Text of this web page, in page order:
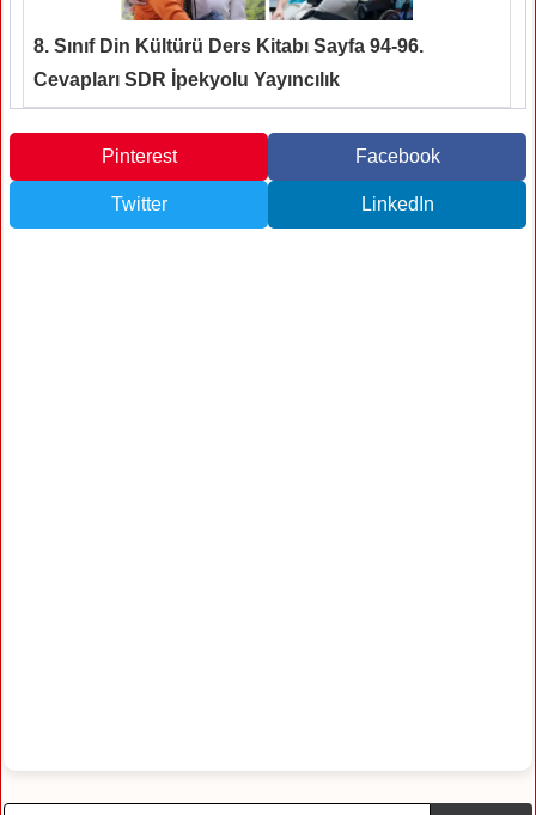
8. Sınıf Din Kültürü Ders Kitabı Sayfa 94-96.
Cevapları SDR İpekyolu Yayıncılık
Pinterest Facebook
Twitter LinkedIn